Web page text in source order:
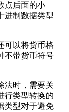
点后面的小
进制数据类型
可以将货币格
不带货币符号
法时，需要关
行类型转换的
类型对于避免